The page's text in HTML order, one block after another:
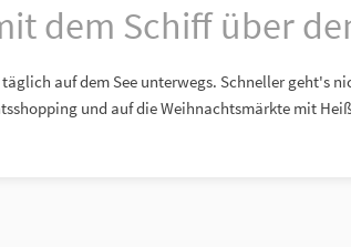
dem Schiff über
auf dem See unterwegs. Schneller geht's
und auf die Weihnachtsmärkte mit